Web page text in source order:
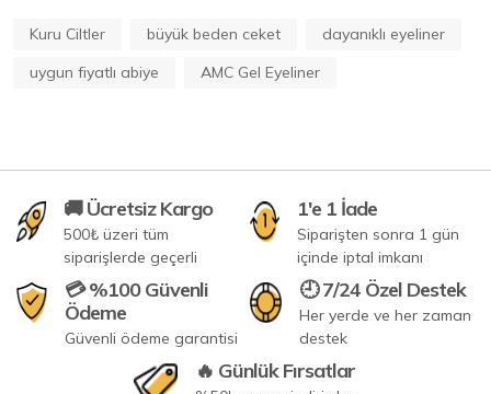
Kuru Ciltler büyük beden ceket
dayanıklı eyeliner
uygun fiyatlı abiye
AMC Gel Eyeliner
🚚 Ücretsiz Kargo
500₺ üzeri tüm
siparişlerde geçerli
1'e 1 İade
Siparişten sonra 1 gün
içinde iptal imkanı
💳 %100 Güvenli
Ödeme
Güvenli ödeme garantisi
🕘 7/24 Özel Destek
Her yerde ve her zaman
destek
🔥 Günlük Fırsatlar